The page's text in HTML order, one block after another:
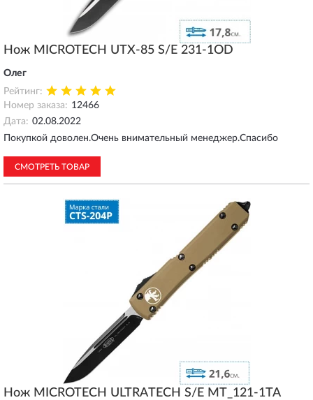
Нож MICROTECH UTX-85 S/E 231-1OD
Олег
Рейтинг:
Номер заказа: 12466
Дата: 02.08.2022
Покупкой доволен.Очень внимательный менеджер.Спасибо
СМОТРЕТЬ ТОВАР
Нож MICROTECH ULTRATECH S/E MT_121-1TA